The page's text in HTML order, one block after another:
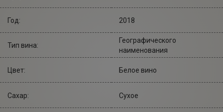
Год: 2018
Тип вина:
Географического
наименования
Цвет: Белое вино
Сахар: Сухое